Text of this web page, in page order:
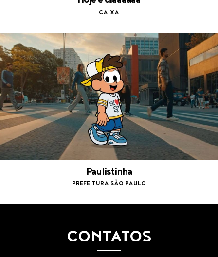
CAIXA
Paulistinha
PREFEITURA SÃO PAULO
CONTATOS